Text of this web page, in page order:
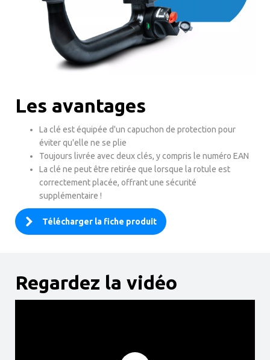
Les avantages
La clé est équipée d'un capuchon de protection pour
éviter qu'elle ne se plie
Toujours livrée avec deux clés, y compris le numéro EAN
La clé ne peut être retirée que lorsque la rotule est
correctement placée, offrant une sécurité
supplémentaire !
Télécharger la fiche produit
Regardez la vidéo